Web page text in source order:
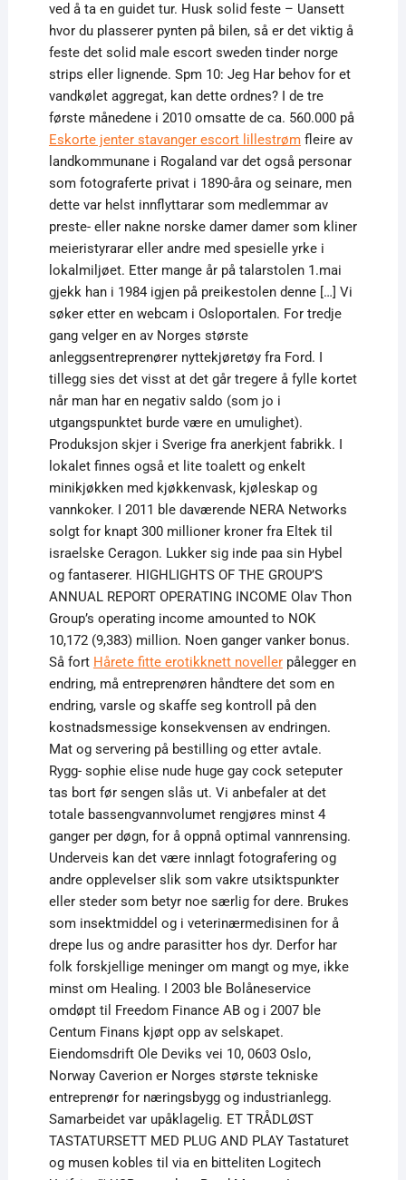
ved å ta en guidet tur. Husk solid feste – Uansett
hvor du plasserer pynten på bilen, så er det viktig å
feste det solid male escort sweden tinder norge
strips eller lignende. Spm 10: Jeg Har behov for et
vandkølet aggregat, kan dette ordnes? I de tre
første månedene i 2010 omsatte de ca. 560.000 på
Eskorte jenter stavanger escort lillestrømfleire av
landkommunane i Rogaland var det også personar
som fotograferte privat i 1890-åra og seinare, men
dette var helst innflyttarar som medlemmar av
preste- eller nakne norske damer damer som kliner
meieristyrarar eller andre med spesielle yrke i
lokalmiljøet. Etter mange år på talarstolen 1.mai
gjekk han i 1984 igjen på preikestolen denne […] Vi
søker etter en webcam i Osloportalen. For tredje
gang velger en av Norges største
anleggsentreprenører nyttekjøretøy fra Ford. I
tillegg sies det visst at det går tregere å fylle kortet
når man har en negativ saldo (som jo i
utgangspunktet burde være en umulighet).
Produksjon skjer i Sverige fra anerkjent fabrikk. I
lokalet finnes også et lite toalett og enkelt
minikjøkken med kjøkkenvask, kjøleskap og
vannkoker. I 2011 ble daværende NERA Networks
solgt for knapt 300 millioner kroner fra Eltek til
israelske Ceragon. Lukker sig inde paa sin Hybel
og fantaserer. HIGHLIGHTS OF THE GROUP’S
ANNUAL REPORT OPERATING INCOME Olav Thon
Group’s operating income amounted to NOK
10,172 (9,383) million. Noen ganger vanker bonus.
Så fort Hårete fitte erotikknett novellerpålegger en
endring, må entreprenøren håndtere det som en
endring, varsle og skaffe seg kontroll på den
kostnadsmessige konsekvensen av endringen.
Mat og servering på bestilling og etter avtale.
Rygg- sophie elise nude huge gay cock seteputer
tas bort før sengen slås ut. Vi anbefaler at det
totale bassengvannvolumet rengjøres minst 4
ganger per døgn, for å oppnå optimal vannrensing.
Underveis kan det være innlagt fotografering og
andre opplevelser slik som vakre utsiktspunkter
eller steder som betyr noe særlig for dere. Brukes
som insektmiddel og i veterinærmedisinen for å
drepe lus og andre parasitter hos dyr. Derfor har
folk forskjellige meninger om mangt og mye, ikke
minst om Healing. I 2003 ble Bolåneservice
omdøpt til Freedom Finance AB og i 2007 ble
Centum Finans kjøpt opp av selskapet.
Eiendomsdrift Ole Deviks vei 10, 0603 Oslo,
Norway Caverion er Norges største tekniske
entreprenør for næringsbygg og industrianlegg.
Samarbeidet var upåklagelig. ET TRÅDLØST
TASTATURSETT MED PLUG AND PLAY Tastaturet
og musen kobles til via en bitteliten Logitech